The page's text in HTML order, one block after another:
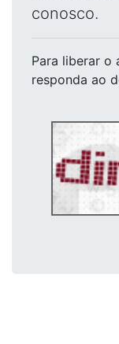
conosco.
Para liberar o
responda ao